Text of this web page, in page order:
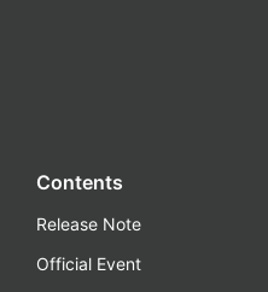
Contents
Release Note
Official Event